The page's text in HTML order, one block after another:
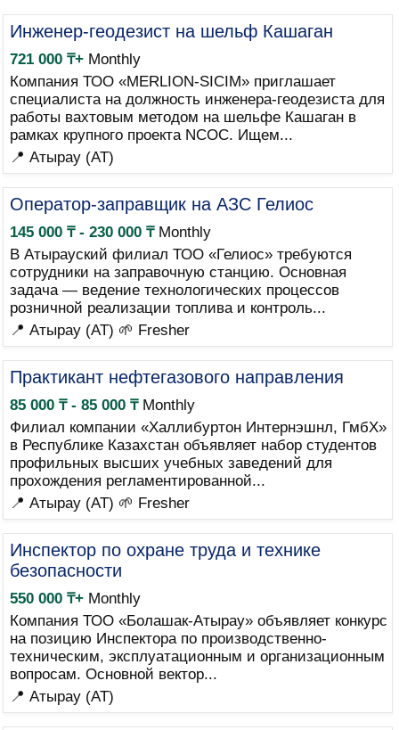
Инженер-геодезист на шельф Кашаган
721 000 ₸+Monthly
Компания ТОО «MERLION-SICIM» приглашает
специалиста на должность инженера-геодезиста для
работы вахтовым методом на шельфе Кашаган в
рамках крупного проекта NCOC. Ищем...
📍 Атырау (AT)
Оператор-заправщик на АЗС Гелиос
145 000 ₸ - 230 000 ₸Monthly
В Атырауский филиал ТОО «Гелиос» требуются
сотрудники на заправочную станцию. Основная
задача — ведение технологических процессов
розничной реализации топлива и контроль...
📍 Атырау (AT) 🌱 Fresher
Практикант нефтегазового направления
85 000 ₸ - 85 000 ₸Monthly
Филиал компании «Халлибуртон Интернэшнл, ГмбХ»
в Республике Казахстан объявляет набор студентов
профильных высших учебных заведений для
прохождения регламентированной...
📍 Атырау (AT) 🌱 Fresher
Инспектор по охране труда и технике
безопасности
550 000 ₸+Monthly
Компания ТОО «Болашак-Атырау» объявляет конкурс
на позицию Инспектора по производственно-
техническим, эксплуатационным и организационным
вопросам. Основной вектор...
📍 Атырау (AT)